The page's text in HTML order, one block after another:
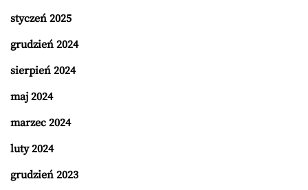
styczeń 2025
grudzień 2024
sierpień 2024
maj 2024
marzec 2024
luty 2024
grudzień 2023